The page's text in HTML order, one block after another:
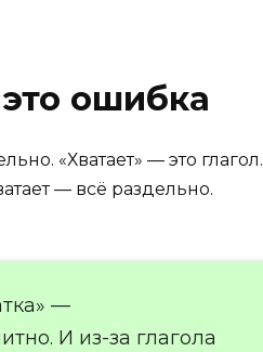
ошибка
«Хватает» — это глагол.
— всё раздельно.
—
И из-за глагола